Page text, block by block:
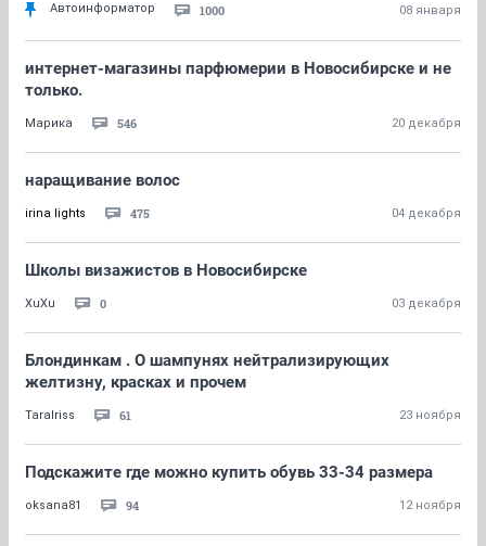
Автоинформатор 1000 08 января
интернет-магазины парфюмерии в Новосибирске и не
только.
Марика 546 20 декабря
наращивание волос
irina lights 475 04 декабря
Школы визажистов в Новосибирске
XuXu 0 03 декабря
Блондинкам . О шампунях нейтрализирующих
желтизну, красках и прочем
TaraIriss 61 23 ноября
Подскажите где можно купить обувь 33-34 размера
oksana81 94 12 ноября